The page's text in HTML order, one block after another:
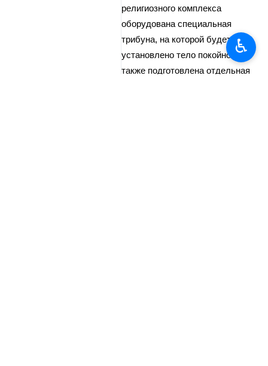
религиозного комплекса
оборудована специальная
трибуна, на которой будет
установлено тело покойного, а
также подготовлена отдельная
♿︎